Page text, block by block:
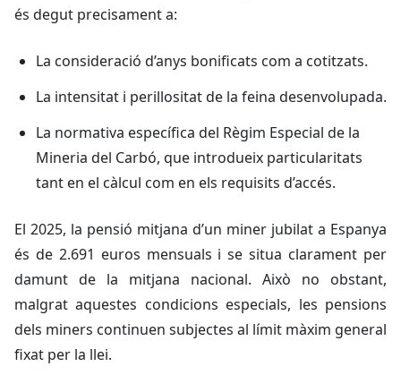
és degut precisament a:
La consideració d’anys bonificats com a cotitzats.
La intensitat i perillositat de la feina desenvolupada.
La normativa específica del Règim Especial de la
Mineria del Carbó, que introdueix particularitats
tant en el càlcul com en els requisits d’accés.
El 2025, la pensió mitjana d’un miner jubilat a Espanya
és de 2.691 euros mensuals i se situa clarament per
damunt de la mitjana nacional. Això no obstant,
malgrat aquestes condicions especials, les pensions
dels miners continuen subjectes al límit màxim general
fixat per la llei.